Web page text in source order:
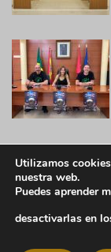
Utilizamos
nuestra web.
Puedes aprender
desactivarlas en